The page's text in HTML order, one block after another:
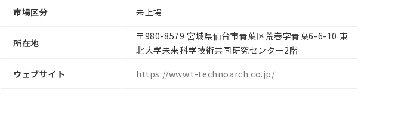
市場区分 未上場
所在地
〒980-8579 宮城県仙台市青葉区荒巻字青葉6-6-10 東
北大学未来科学技術共同研究センター2階
ウェブサイト
https://www.t-technoarch.co.jp/